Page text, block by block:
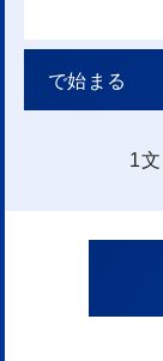
1